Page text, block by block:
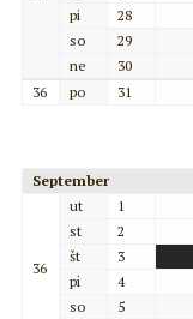
pi
28
so
29
ne
30
36
po 31
September
36
ut
1
st
2
št
3
pi
4
so
5